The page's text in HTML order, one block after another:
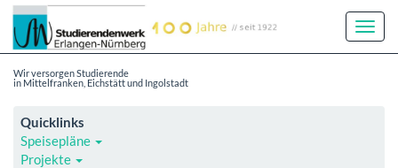
Wir versorgen Studierende
in Mittelfranken, Eichstätt und Ingolstadt
Quicklinks
Speisepläne
Projekte